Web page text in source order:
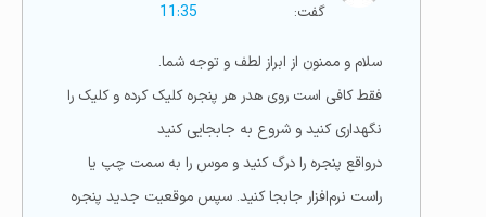
گفت:
11:35
سلام و ممنون از ابراز لطف و توجه شما.
فقط کافی است روی هدر هر پنجره کلیک کرده و کلیک را
نگهداری کنید و شروع به جابجایی کنید
درواقع پنجره را درگ کنید و موس را به سمت چپ یا
راست نرم‌افزار جابجا کنید. سپس موقعیت جدید پنجره